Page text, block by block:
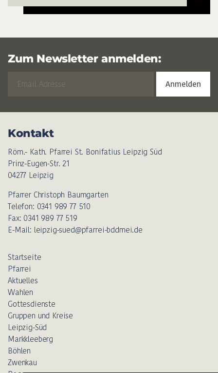
Zum Newsletter anmelden:
Kontakt
Röm.- Kath. Pfarrei St. Bonifatius Leipzig Süd
Prinz-Eugen-Str. 21
04277 Leipzig
Pfarrer Christoph Baumgarten
Telefon: 0341 989 77 510
Fax: 0341 989 77 519
E-Mail: leipzig-sued@pfarrei-bddmei.de
Startseite
Pfarrei
Aktuelles
Wahlen
Gottesdienste
Gruppen und Kreise
Leipzig-Süd
Markkleeberg
Böhlen
Zwenkau